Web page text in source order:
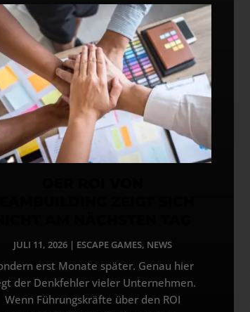
JULI 11, 2026| ESCAPE GAMES, NEWS
erst Monate später. Genau hier
der Denkfehler vieler Unternehmen.
Wenn Führungskräfte über den ROI